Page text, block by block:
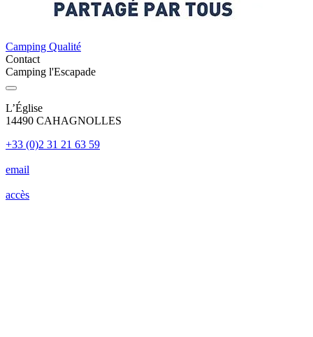
Camping Qualité
Contact
Camping l'Escapade
L’Église
14490 CAHAGNOLLES
+33 (0)2 31 21 63 59
email
accès